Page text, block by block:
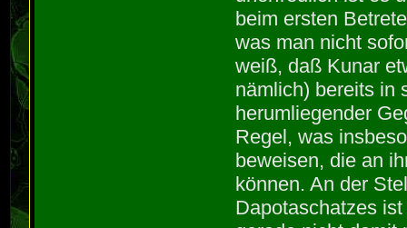
beim ersten
was man nicht
weiß, daß Kunar
nämlich) bereits in
herumliegender
Regel, was
beweisen, die an
können. An der
Dapotaschatzes